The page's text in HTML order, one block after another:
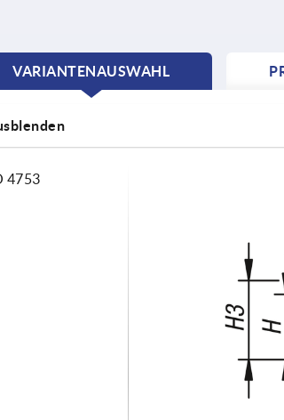
VARIANTENAUSWAHL
CURRENT
CURRENT
4753